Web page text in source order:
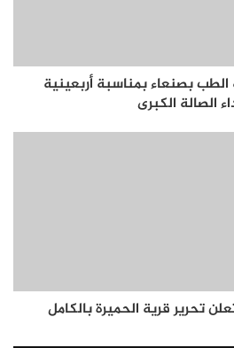
بصنعاء بمناسبة أربعينية
الصالة الكبرى
تحرير قرية الحميرة بالكامل